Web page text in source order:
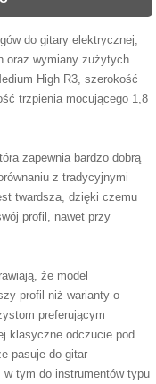
do gitary elektrycznej,
oraz wymiany zużytych
High R3, szerokość
trzpienia mocującego 1,8
zapewnia bardzo dobrą
z tradycyjnymi
twardsza, dzięki czemu
profil, nawet przy
że model
profil niż warianty o
preferującym
klasyczne odczucie pod
pasuje do gitar
w tym do instrumentów typu